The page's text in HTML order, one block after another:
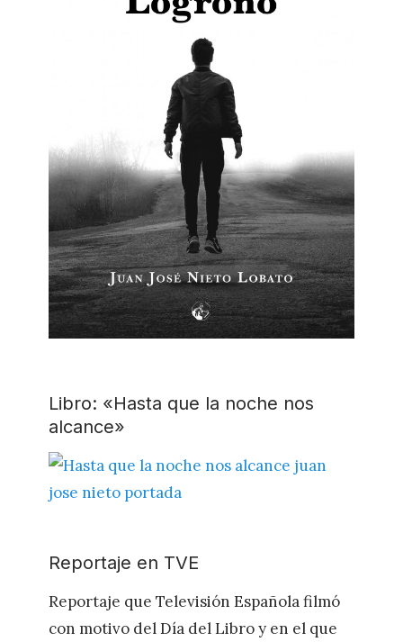
Libro: «Hasta que la noche nos
alcance»
Reportaje en TVE
Reportaje que Televisión Española filmó
con motivo del Día del Libro y en el que